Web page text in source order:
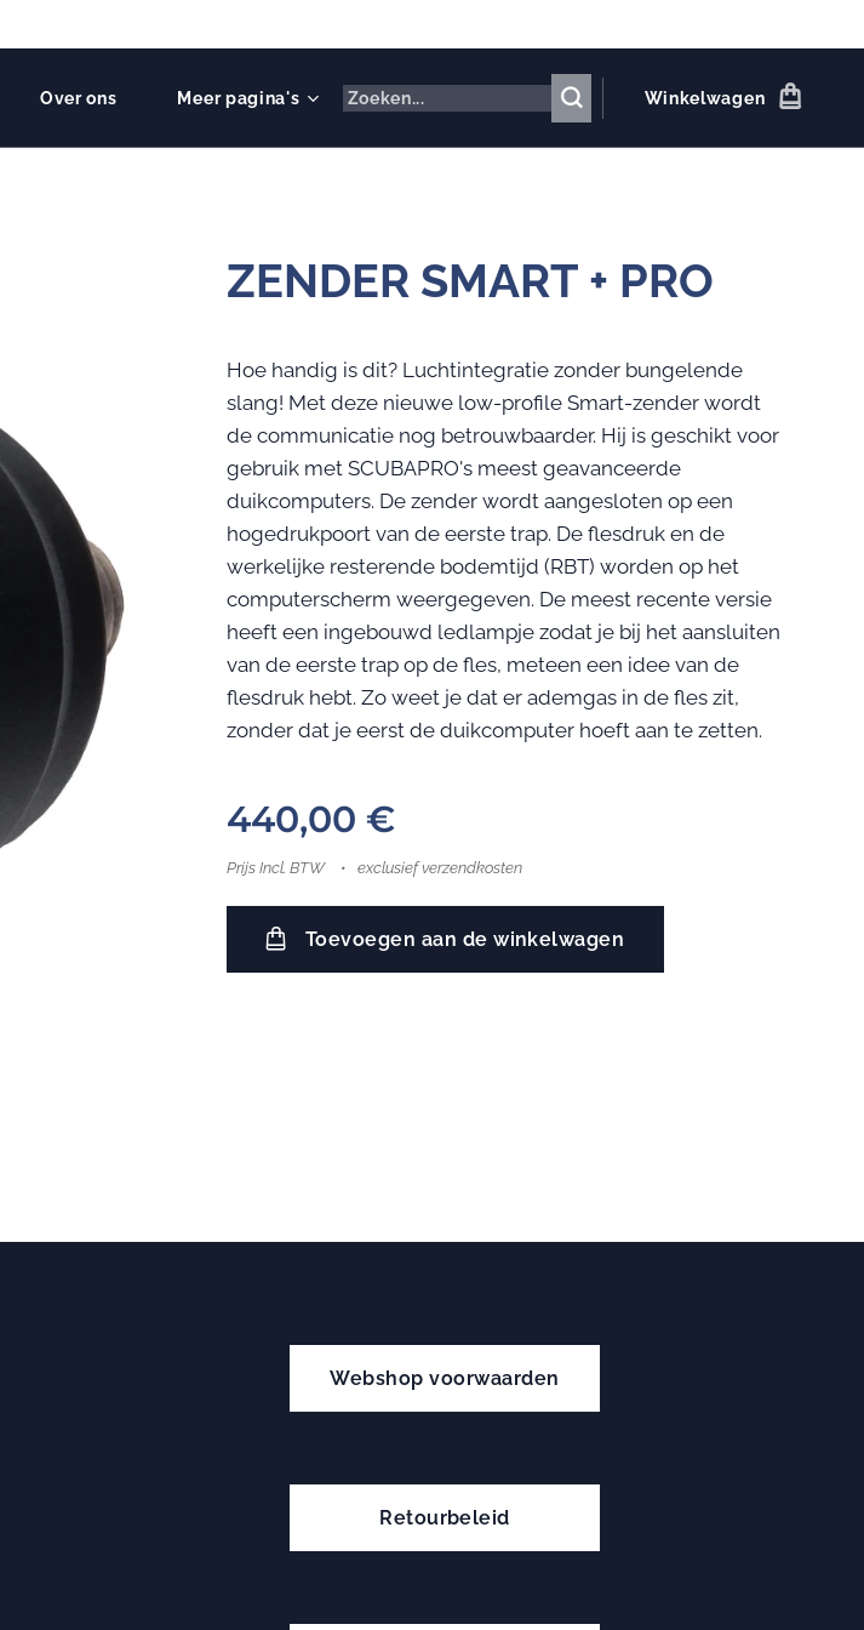
Over ons Meer pagina's Winkelwagen
ZENDER SMART + PRO
Hoe handig is dit? Luchtintegratie zonder bungelende
slang! Met deze nieuwe low-profile Smart-zender wordt
de communicatie nog betrouwbaarder. Hij is geschikt voor
gebruik met SCUBAPRO's meest geavanceerde
duikcomputers. De zender wordt aangesloten op een
hogedrukpoort van de eerste trap. De flesdruk en de
werkelijke resterende bodemtijd (RBT) worden op het
computerscherm weergegeven. De meest recente versie
heeft een ingebouwd ledlampje zodat je bij het aansluiten
van de eerste trap op de fles, meteen een idee van de
flesdruk hebt. Zo weet je dat er ademgas in de fles zit,
zonder dat je eerst de duikcomputer hoeft aan te zetten.
440,00 €
Prijs Incl. BTW exclusief verzendkosten
Toevoegen aan de winkelwagen
Webshop voorwaarden
Retourbeleid